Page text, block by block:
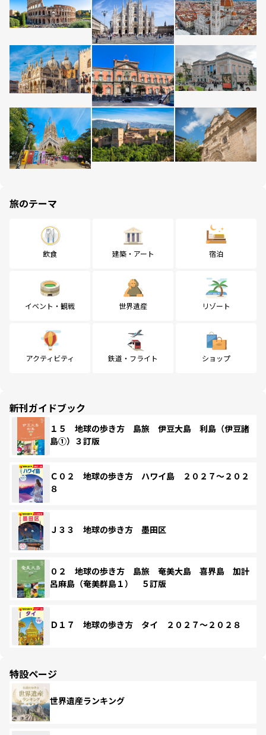
旅のテーマ
飲食 建築・アート 宿泊
イベント・観戦 世界遺産 リゾート
アクティビティ 鉄道・フライト ショップ
新刊ガイドブック
１５ 地球の歩き方 島旅 伊豆大島 利島（伊豆諸
島①）３訂版
Ｃ０２ 地球の歩き方 ハワイ島 ２０２７～２０２
８
Ｊ３３ 地球の歩き方 墨田区
０２ 地球の歩き方 島旅 奄美大島 喜界島 加計
呂麻島（奄美群島１） ５訂版
Ｄ１７ 地球の歩き方 タイ ２０２７～２０２８
特設ページ
世界遺産ランキング